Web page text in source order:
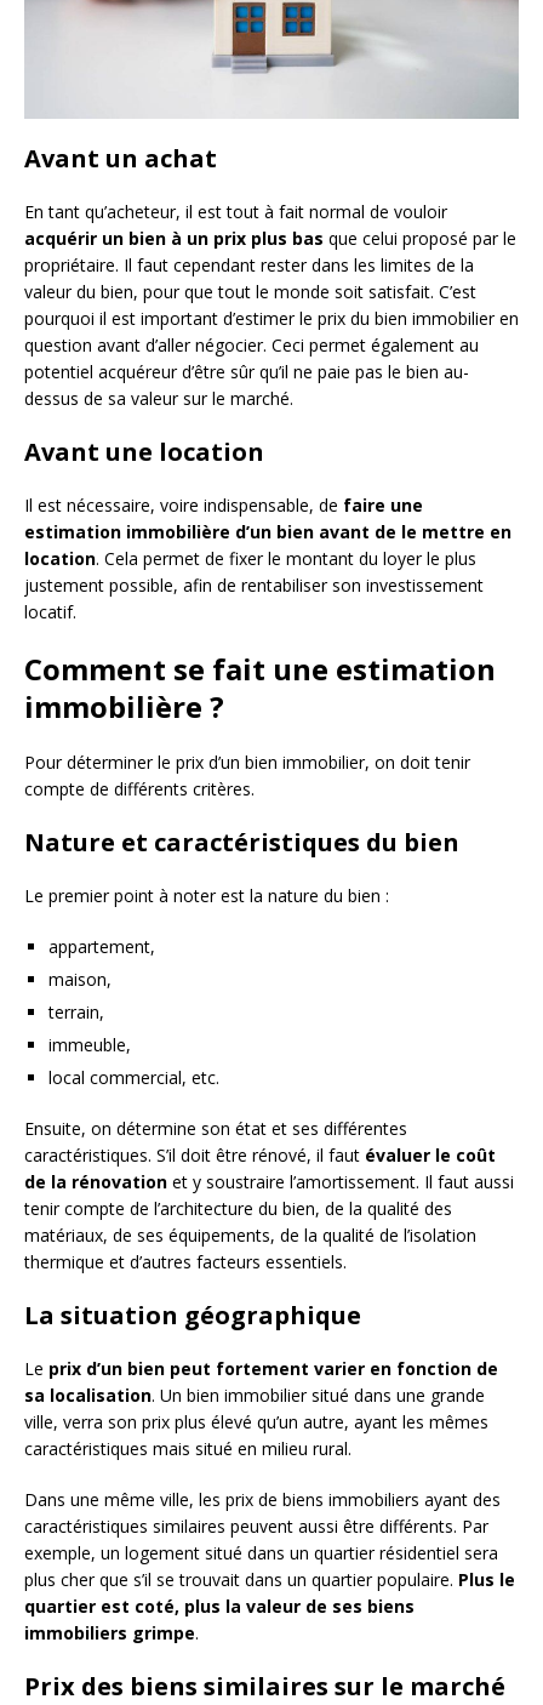
Avant un achat
En tant qu’acheteur, il est tout à fait normal de vouloir
acquérir un bien à un prix plus bas que celui proposé par le
propriétaire. Il faut cependant rester dans les limites de la
valeur du bien, pour que tout le monde soit satisfait. C’est
pourquoi il est important d’estimer le prix du bien immobilier en
question avant d’aller négocier. Ceci permet également au
potentiel acquéreur d’être sûr qu’il ne paie pas le bien au-
dessus de sa valeur sur le marché.
Avant une location
Il est nécessaire, voire indispensable, de faire une
estimation immobilière d’un bien avant de le mettre en
location. Cela permet de fixer le montant du loyer le plus
justement possible, afin de rentabiliser son investissement
locatif.
Comment se fait une estimation
immobilière ?
Pour déterminer le prix d’un bien immobilier, on doit tenir
compte de différents critères.
Nature et caractéristiques du bien
Le premier point à noter est la nature du bien :
appartement,
maison,
terrain,
immeuble,
local commercial, etc.
Ensuite, on détermine son état et ses différentes
caractéristiques. S’il doit être rénové, il faut évaluer le coût
de la rénovation et y soustraire l’amortissement. Il faut aussi
tenir compte de l’architecture du bien, de la qualité des
matériaux, de ses équipements, de la qualité de l’isolation
thermique et d’autres facteurs essentiels.
La situation géographique
Le prix d’un bien peut fortement varier en fonction de
sa localisation. Un bien immobilier situé dans une grande
ville, verra son prix plus élevé qu’un autre, ayant les mêmes
caractéristiques mais situé en milieu rural.
Dans une même ville, les prix de biens immobiliers ayant des
caractéristiques similaires peuvent aussi être différents. Par
exemple, un logement situé dans un quartier résidentiel sera
plus cher que s’il se trouvait dans un quartier populaire. Plus le
quartier est coté, plus la valeur de ses biens
immobiliers grimpe.
Prix des biens similaires sur le marché